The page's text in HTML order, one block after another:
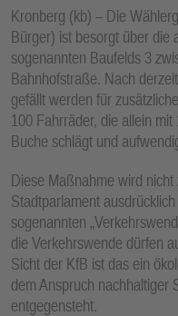
Kronberg (kb) – Die
Bürger) ist besorgt über die
sogenannten Baufelds 3
Bahnhofstraße. Nach
gefällt werden für
100 Fahrräder, die allein
Buche schlägt und
Diese Maßnahme wird
Stadtparlament
sogenannten
die Verkehrswende dürfen
Sicht der KfB ist das ein
dem Anspruch nachhaltiger
entgegensteht.
U
N
K
TI
O
N
E
N